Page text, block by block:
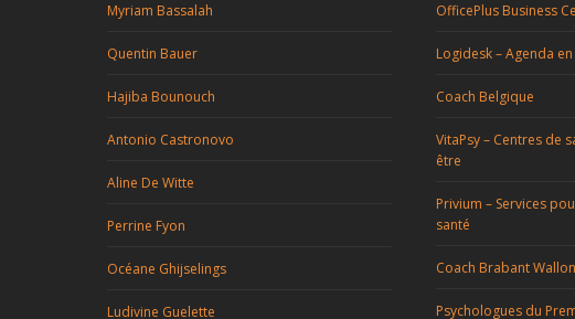
Myriam Bassalah
Quentin Bauer
Hajiba Bounouch
Antonio Castronovo
Aline De Witte
Perrine Fyon
Océane Ghijselings
Ludivine Guelette
OfficePlus Business
Logidesk – Agenda
Coach Belgique
VitaPsy – Centres de
être
Privium – Services
santé
Coach Brabant Wallon
Psychologues du